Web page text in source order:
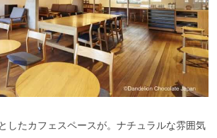
したカフェスペースが。ナチュラルな雰囲気